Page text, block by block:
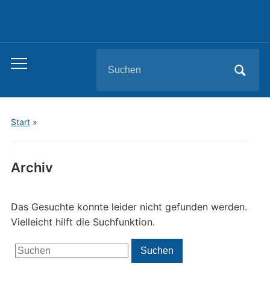
Toggle
menu
for:
Start»
Archiv
Das Gesuchte konnte leider nicht gefunden werden.
Vielleicht hilft die Suchfunktion.
Search
for:
Suchen